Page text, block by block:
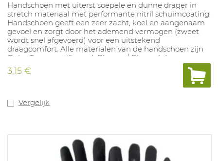
Handschoen met uiterst soepele en dunne drager in
stretch materiaal met performante nitril schuimcoating.
Handschoen geeft een zeer zacht, koel en aangenaam
gevoel en zorgt door het ademend vermogen (zweet
wordt snel afgevoerd) voor een uitstekend
draagcomfort. Alle materialen van de handschoen zijn
Oeko-Tex gecertificeerd. Glycose / Glycerol duurzame
liner Productie van de liner stoort 67% minder CO2 uit
vergeleken met standaard nylon. Vaste grip in droge en
van 100°C. Beschikbare maten: 7-11.
3,15 €
Vergelijk